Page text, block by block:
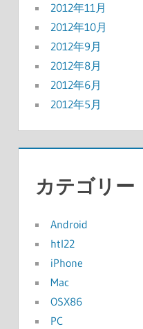
2012年11月
2012年10月
2012年9月
2012年8月
2012年6月
2012年5月
カテゴリー
Android
htl22
iPhone
Mac
OSX86
PC